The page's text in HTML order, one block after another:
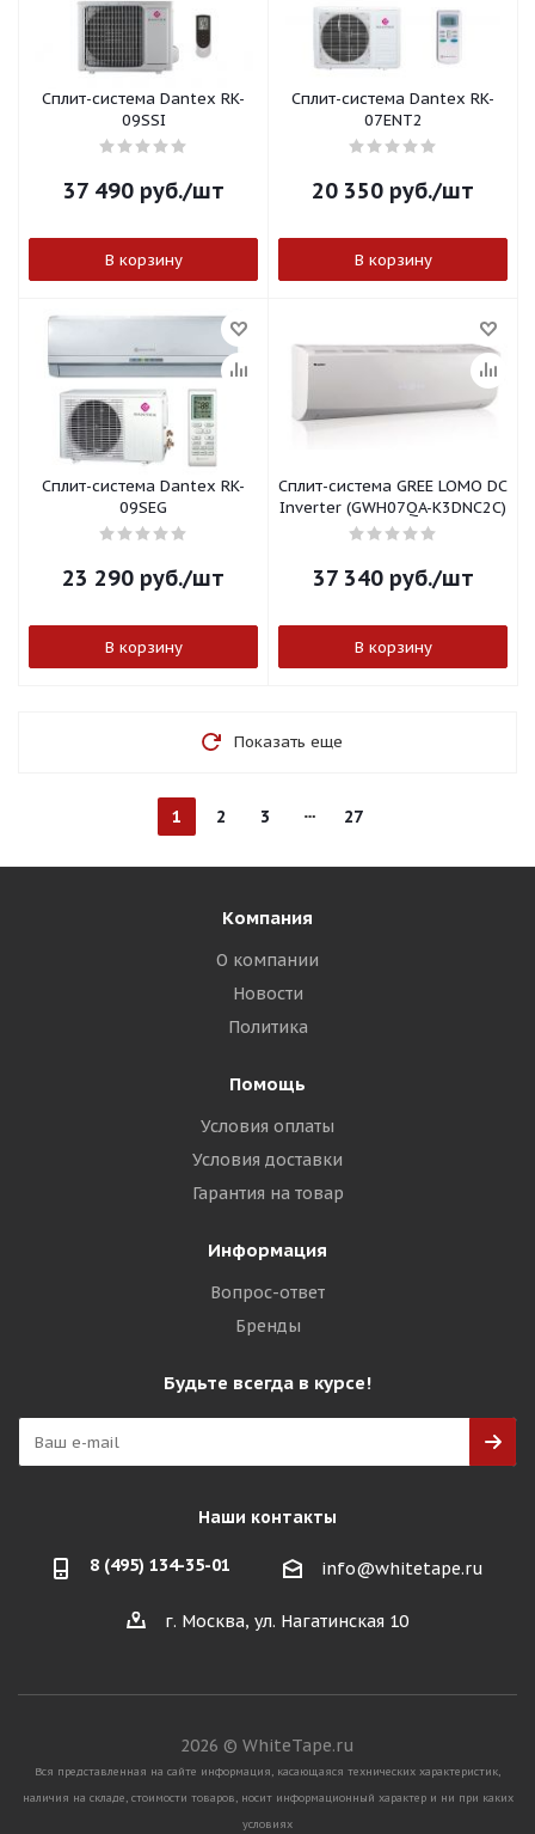
Сплит-система Dantex RK-
09SSI
37 490руб./шт
В корзину
Сплит-система Dantex RK-
07ENT2
20 350 руб./шт
В корзину
Сплит-система Dantex RK-
09SEG
23 290 руб./шт
В корзину
Сплит-система GREE LOMO DC
Inverter (GWH07QA-K3DNC2C)
37 340руб./шт
В корзину
Показать еще
1 2 3 27
Компания
О компании
Новости
Политика
Помощь
Условия оплаты
Условия доставки
Гарантия на товар
Информация
Вопрос-ответ
Бренды
Будьте всегда в курсе!
Наши контакты
8 (495) 134-35-01 info@whitetape.ru
г. Москва, ул. Нагатинская 10
2026 © WhiteTape.ru
Вся представленная на сайте информация, касающаяся технических характеристик,
наличия на складе, стоимости товаров, носит информационный характер и ни при каких
условиях